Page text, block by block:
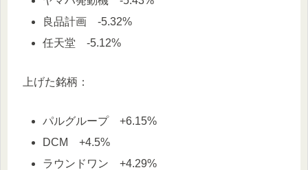
良品計画 -5.32%
任天堂 -5.12%
上げた銘柄：
パルグループ +6.15%
DCM +4.5%
ラウンドワン +4.29%